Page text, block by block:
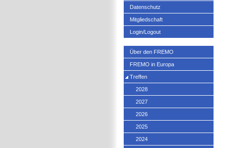
Datenschutz
Mitgliedschaft
Login/Logout
Über den FREMO
FREMO in Europa
Treffen
2028
2027
2026
2025
2024